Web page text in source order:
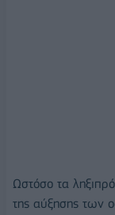
Ωστόσο τα
της αύξησης των